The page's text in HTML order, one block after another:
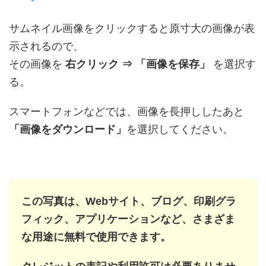
サムネイル画像をクリックすると原寸大の画像が表
示されるので、
その画像を 右クリック ⇒ 「画像を保存」
を選択す
る。
スマートフォンなどでは、画像を長押ししたあと
「画像をダウンロード」 を選択してください。
この写真は、Webサイト、ブログ、印刷グラ
フィック、アプリケーションなど、さまざま
な用途に無料で使用できます。